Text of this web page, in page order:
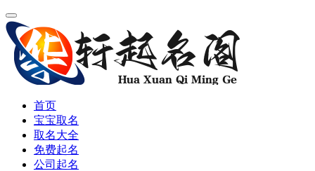
首页
宝宝取名
取名大全
免费起名
公司起名